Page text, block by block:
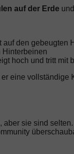
auf der Erde
den gebeugten
Hinterbeinen
hoch und tritt mit
eine vollständige
sie sind